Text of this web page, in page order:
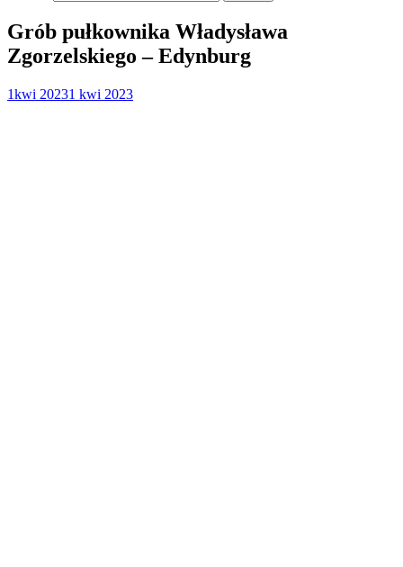
Grób pułkownika Władysława
Zgorzelskiego – Edynburg
1kwi 20231 kwi 2023